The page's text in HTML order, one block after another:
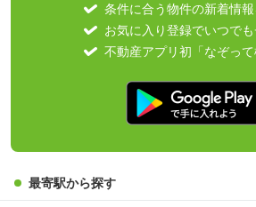
条件に合う物件の新着情報
お気に入り登録でいつでも
不動産アプリ初「なぞって
最寄駅から探す